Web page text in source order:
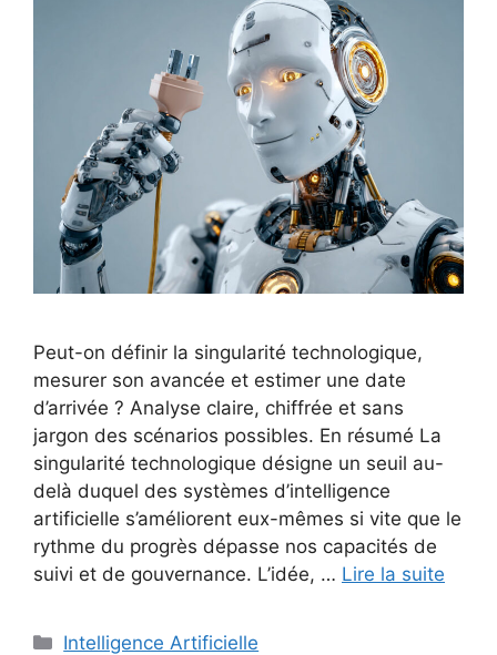
Peut-on définir la singularité technologique,
mesurer son avancée et estimer une date
d’arrivée ? Analyse claire, chiffrée et sans
jargon des scénarios possibles. En résumé La
singularité technologique désigne un seuil au-
delà duquel des systèmes d’intelligence
artificielle s’améliorent eux-mêmes si vite que le
rythme du progrès dépasse nos capacités de
suivi et de gouvernance. L’idée, … Lire la suite
Catégories
Intelligence Artificielle